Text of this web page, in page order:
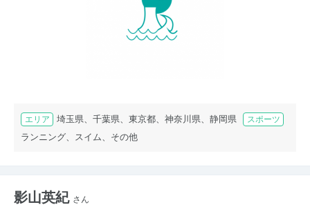
エリア 埼玉県、千葉県、東京都、神奈川県、静岡県 スポーツ
ランニング、スイム、その他
影山英紀 さん